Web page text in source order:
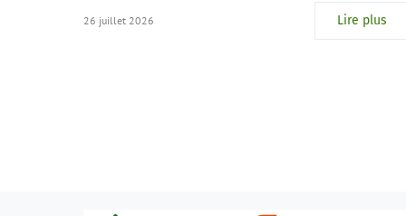
26 juillet 2026 Lire plus